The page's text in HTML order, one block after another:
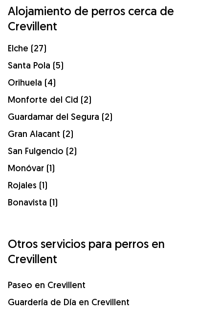
Alojamiento de perros cerca de
Crevillent
Elche (27)
Santa Pola (5)
Orihuela (4)
Monforte del Cid (2)
Guardamar del Segura (2)
Gran Alacant (2)
San Fulgencio (2)
Monóvar (1)
Rojales (1)
Bonavista (1)
Otros servicios para perros en
Crevillent
Paseo en Crevillent
Guardería de Día en Crevillent